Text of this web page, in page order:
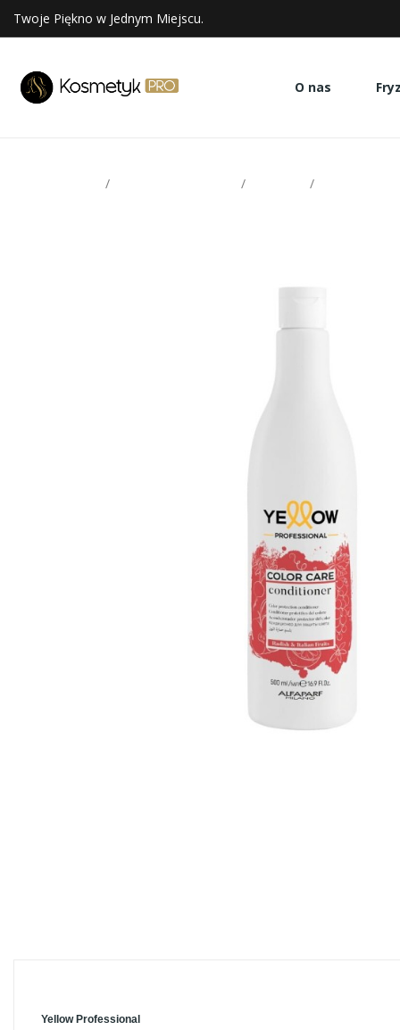
Twoje Piękno w Jednym Miejscu.
O nas
Yellow Professional